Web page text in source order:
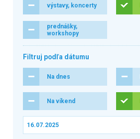
výstavy, koncerty
prednášky,
workshopy
Filtruj podľa dátumu
Na dnes
Na víkend